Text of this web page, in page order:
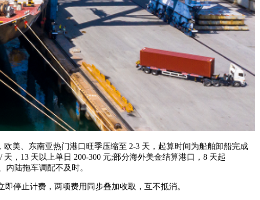
美、东南亚热门港口旺季压缩至 2-3 天，起算时间为船舶卸船完成
，13 天以上单日 200-300 元;部分海外美金结算港口，8 天起
内陆拖车调配不及时。
停止计费，两项费用同步叠加收取，互不抵消。